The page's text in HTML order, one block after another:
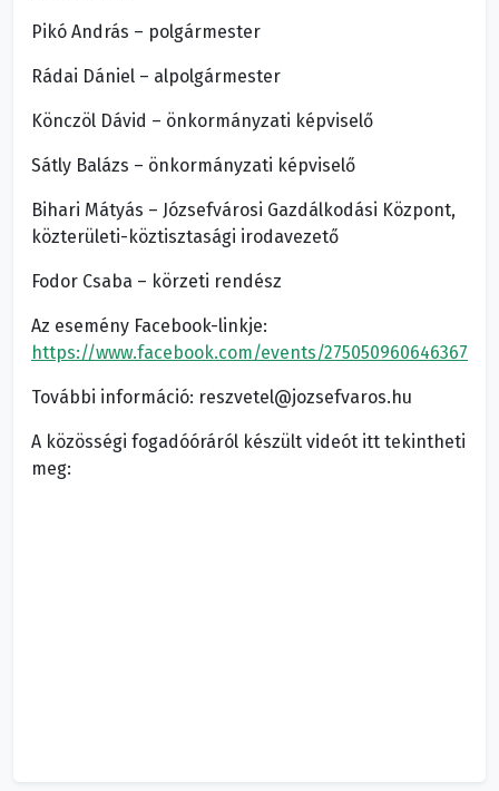
Pikó András – polgármester
Rádai Dániel – alpolgármester
Könczöl Dávid – önkormányzati képviselő
Sátly Balázs – önkormányzati képviselő
Bihari Mátyás – Józsefvárosi Gazdálkodási Központ,
közterületi-köztisztasági irodavezető
Fodor Csaba – körzeti rendész
Az esemény Facebook-linkje:
https://www.facebook.com/events/275050960646367
További információ: reszvetel@jozsefvaros.hu
A közösségi fogadóóráról készült videót itt tekintheti
meg: